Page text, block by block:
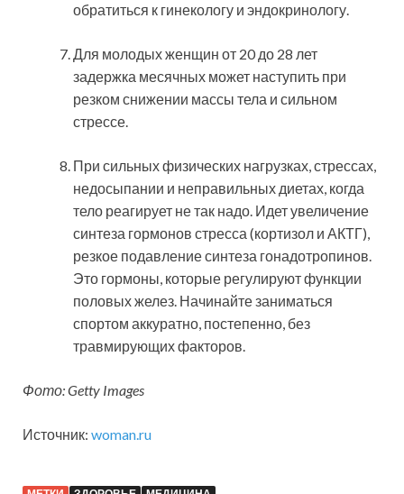
обратиться к гинекологу и эндокринологу.
Для молодых женщин от 20 до 28 лет
задержка месячных может наступить при
резком снижении массы тела и сильном
стрессе.
При сильных физических нагрузках, стрессах,
недосыпании и неправильных диетах, когда
тело реагирует не так надо. Идет увеличение
синтеза гормонов стресса (кортизол и АКТГ),
резкое подавление синтеза гонадотропинов.
Это гормоны, которые регулируют функции
половых желез. Начинайте заниматься
спортом аккуратно, постепенно, без
травмирующих факторов.
Фото: Getty Images
Источник: woman.ru